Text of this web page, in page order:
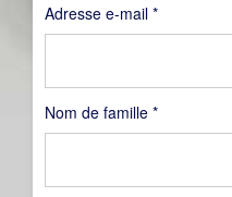
Nom de famille *
Adresse e-mail *Obligatoire